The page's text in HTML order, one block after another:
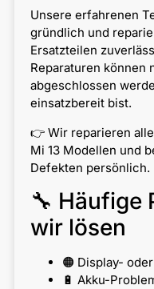
Unsere erfahrenen
gründlich und
Ersatzteilen
Reparaturen können
abgeschlossen
einsatzbereit bist.
👉 Wir reparieren
Mi 13 Modellen und
Defekten persönlich.
🔧 Häufige
wir lösen
🟠 Display-
🔋 Akku-